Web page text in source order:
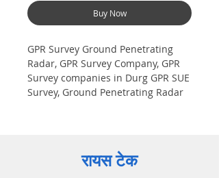
Buy Now
GPR Survey Ground Penetrating
Radar, GPR Survey Company, GPR
Survey companies in Durg GPR SUE
Survey, Ground Penetrating Radar
(Ground Penetrating Radar) Geo
scanning Survey Provider
रायस टेक